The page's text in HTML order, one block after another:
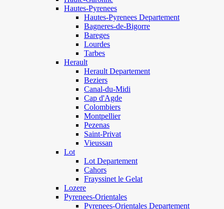
Hautes-Pyrenees
Hautes-Pyrenees Departement
Bagneres-de-Bigorre
Bareges
Lourdes
Tarbes
Herault
Herault Departement
Beziers
Canal-du-Midi
Cap d'Agde
Colombiers
Montpellier
Pezenas
Saint-Privat
Vieussan
Lot
Lot Departement
Cahors
Frayssinet le Gelat
Lozere
Pyrenees-Orientales
Pyrenees-Orientales Departement